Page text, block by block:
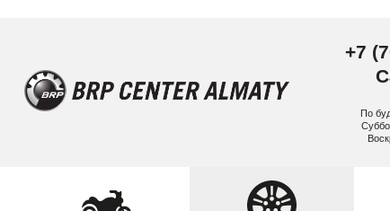
+7
По